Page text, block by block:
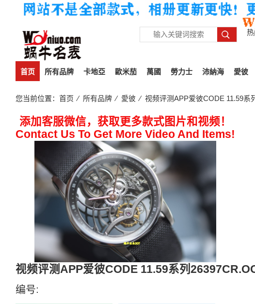
热
首页 所有品牌 卡地亞 歐米茄 萬國 勞力士 沛納海 愛彼
您当前位置： 首页 ⁄ 所有品牌 ⁄ 愛彼 ⁄ 视频评测APP爱彼CODE 11.59系
添加客服微信，获取更多款式图片和视频！
Contact Us To Get More Video And Items!
视频评测APP爱彼CODE 11.59系列
编号: